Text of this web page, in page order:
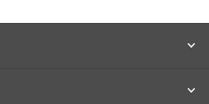
составляет 8 м.